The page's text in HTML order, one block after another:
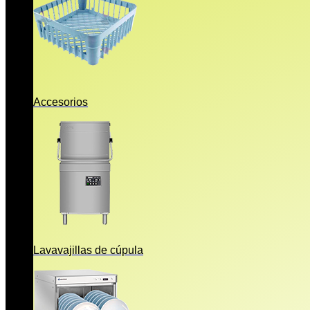
Accesorios
Lavavajillas de cúpula